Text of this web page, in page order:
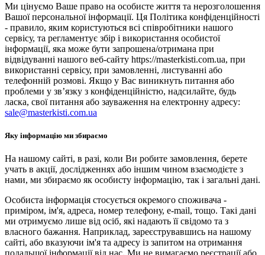
Ми цінуємо Ваше право на особисте життя та нерозголошення
Вашої персональної інформації. Ця Політика конфіденційності
- правило, яким користуються всі співробітники нашого
сервісу, та регламентує збір і використання особистої
інформації, яка може бути запрошена/отримана при
відвідуванні нашого веб-сайту https://masterkisti.com.ua, при
використанні сервісу, при замовленні, листуванні або
телефонній розмові. Якщо у Вас виникнуть питання або
проблеми у зв’язку з конфіденційністю, надсилайте, будь
ласка, свої питання або зауваження на електронну адресу:
sale@masterkisti.com.ua
Яку інформацію ми збираємо
На нашому сайті, в разі, коли Ви робите замовлення, берете
учать в акції, дослідженнях або іншим чином взаємодієте з
нами, ми збираємо як особисту інформацію, так і загальні дані.
Особиста інформація стосується окремого споживача -
приміром, ім'я, адреса, номер телефону, e-mail, тощо. Такі дані
ми отримуємо лише від осіб, які надають її свідомо та з
власного бажання. Наприклад, зареєструвавшись на нашому
сайті, або вказуючи ім'я та адресу із запитом на отримання